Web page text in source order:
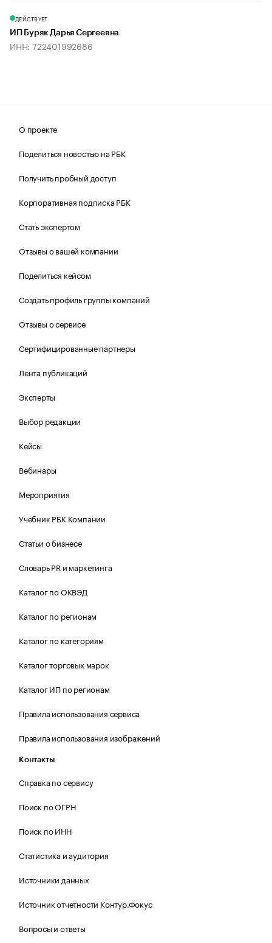
ДЕЙСТВУЕТ
ИП Буряк Дарья Сергеевна
ИНН: 722401992686
О проекте
Поделиться новостью на РБК
Получить пробный доступ
Корпоративная подписка РБК
Стать экспертом
Отзывы о вашей компании
Поделиться кейсом
Создать профиль группы компаний
Отзывы о сервисе
Сертифицированные партнеры
Лента публикаций
Эксперты
Выбор редакции
Кейсы
Вебинары
Мероприятия
Учебник РБК Компании
Статьи о бизнесе
Словарь PR и маркетинга
Каталог по ОКВЭД
Каталог по регионам
Каталог по категориям
Каталог торговых марок
Каталог ИП по регионам
Правила использования сервиса
Правила использования изображений
Контакты
Справка по сервису
Поиск по ОГРН
Поиск по ИНН
Статистика и аудитория
Источники данных
Источник отчетности Контур.Фокус
Вопросы и ответы